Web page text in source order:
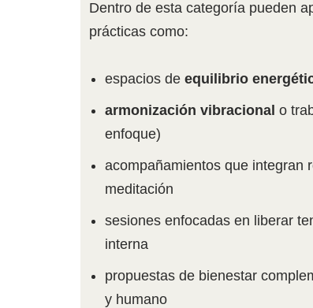
Dentro de esta categoría pueden
prácticas como:
espacios de equilibrio
armonización vibracional o
enfoque)
acompañamientos que integran
meditación
sesiones enfocadas en liberar
interna
propuestas de bienestar
y humano